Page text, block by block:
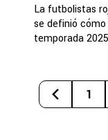
La futbolistas
se definió
temporada
1